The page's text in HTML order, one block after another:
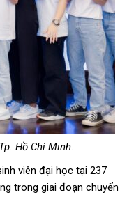
Hồ Chí Minh.
viên đại học tại 237
trong giai đoạn chuyển